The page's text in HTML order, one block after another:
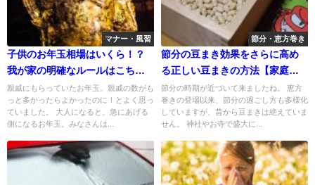
マナー・風習
子供のお年玉相場はいくら！？
我が家の明確なルールはこち
ら！
親戚にもらっていたお年玉。親戚の数がも
っと多かったらよかったのに！とよく思っ
ていました。 大人になると、急にあげる
側になるお年玉。みなさんは...
節分・恵方巻き
節分の豆まき効果をさらに高め
る正しい豆まきの方法【家庭
編】
節分の時期が近づいて来ましたね。 恵方
巻きの登場以来、節分の過ごし方も多様化
していますが、昔から豆まきは絶えていま
せん。 神社やお寺で盛大に...